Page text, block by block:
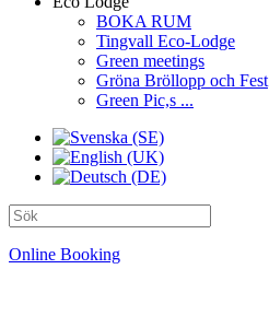
BOKA RUM
Tingvall Eco-Lodge
Green meetings
Gröna Bröllopp och Fest
Green Pic,s ...
Online Booking